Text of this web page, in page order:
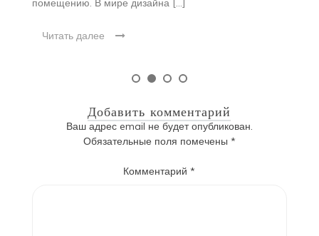
помещению. В мире дизайна […]
Читать далее
Добавить комментарий
Ваш адрес email не будет опубликован.
Обязательные поля помечены *
Комментарий*